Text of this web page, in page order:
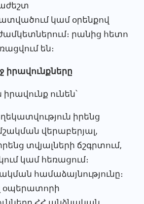
կամ օրենքով
րանից հետո
են։
ունեն՝
իրենց
վերաբերյալ,
տվյալների ճշգրտում,
կամ հեռացում։
համաձայնությունը։
օպերատորի